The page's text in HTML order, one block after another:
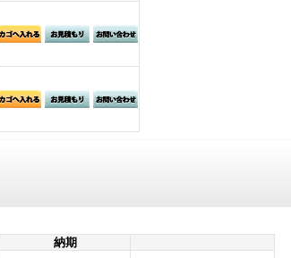
納期